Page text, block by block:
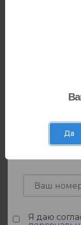
Оставить
Я даю
Да